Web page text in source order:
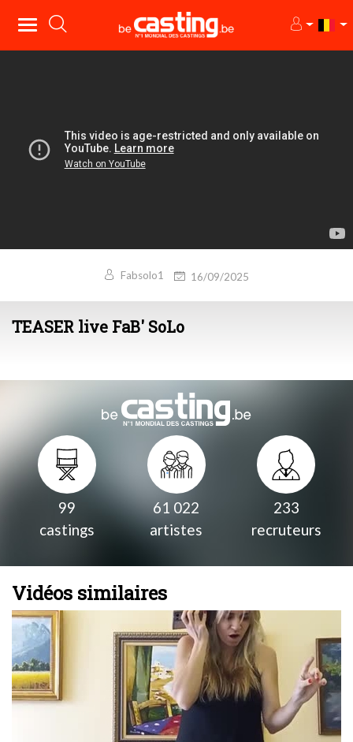
Fabsolo1 16/09/2025
TEASER live FaB' SoLo
99
castings
61 022
artistes
233
recruteurs
Vidéos similaires